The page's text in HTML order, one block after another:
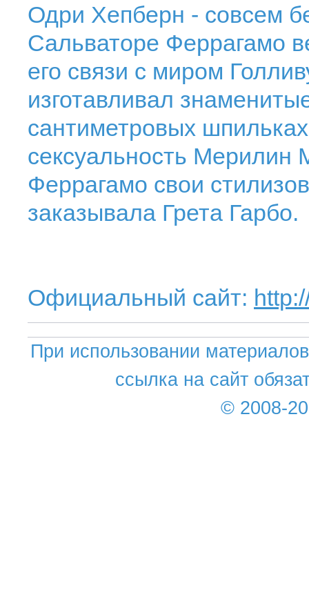
Одри Хепберн - совсем
Сальваторе Феррагамо
его связи с миром
изготавливал
сантиметровых
сексуальность Мерилин
Феррагамо свои
заказывала Грета Гарбо.
Официальный сайт:
При использовании
ссылка на сайт
© 2008-